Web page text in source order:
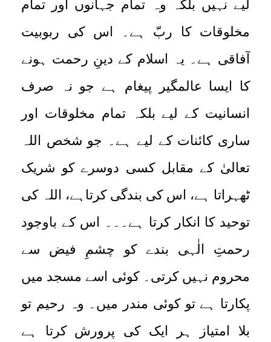
لیے نہیں بلکہ وہ تمام جہانوں اور تمام
مخلوقات کا ربّ ہے۔ اس کی ربوبیت
آفاقی ہے۔ یہ اسلام کے دینِ رحمت ہونے
کا ایسا عالمگیر پیغام ہے جو نہ صرف
انسانیت کے لیے بلکہ تمام مخلوقات اور
ساری کائنات کے لیے ہے۔ جو شخص اللہ
تعالیٰ کے مقابل کسی دوسرے کو شریک
ٹھہراتا ہے، اس کی بندگی کرتاہے، اللہ کی
توحید کا انکار کرتا ہے۔۔۔ اس کے باوجود
رحمتِ الٰہی بندے کو چشمِ فیض سے
محروم نہیں کرتی۔ کوئی اسے مسجد میں
پکارتا ہے تو کوئی مندر میں۔ وہ رحیم تو
بلا امتیاز ہر ایک کی پرورش کرتا ہے